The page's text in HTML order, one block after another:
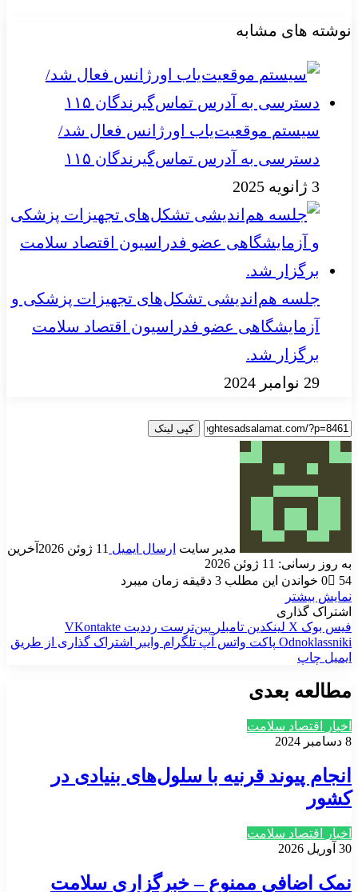
نوشته های مشابه
سیستم موقعیت‌یاب اورژانس فعال شد/
دسترسی به آدرس تماس‌گیرندگان ۱۱۵
3 ژانویه 2025
جلسه هم‌اندیشی تشکل‌های تجهیزات پزشکی و
آزمایشگاهی عضو فدراسیون اقتصاد سلامت
برگزار شد.
29 نوامبر 2024
کپی لینک
مدیر سایت ارسال ایمیل 11 ژوئن 2026
آخرین
به روز رسانی: 11 ژوئن 2026
0
54
خواندن این مطلب 3 دقیقه زمان میبرد
نمایش بیشتر
اشتراک گذاری
فیس بوک X لینکدین ‫تامبلر ‫پین‌ترست ‫رددیت ‫VKontakte
‫Odnoklassniki پاکت واتس آپ تلگرام وایبر
اشتراک گذاری از طریق
ایمیل چاپ
مطالعه بعدی
اخبار اقتصاد سلامت
8 دسامبر 2024
انجام پیوند قرنیه با سلول‌های بنیادی در
کشور
اخبار اقتصاد سلامت
30 آوریل 2026
نمک اضافی ممنوع – خبرگزاری سلامت